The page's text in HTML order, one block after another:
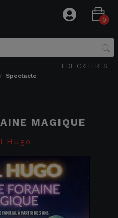
0
+ DE CRITÈRES
spectacle
MAGIQUE
Hugo